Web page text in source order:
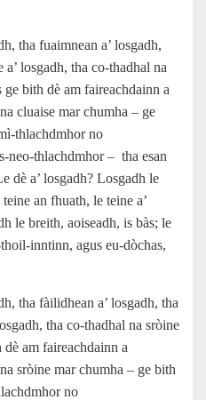
tha fuaimnean a’ losgadh,
losgadh, tha co-thadhal na
ge bith dè am faireachdainn a
cluaise mar chumha – ge
thlachdmhor no
– tha esan
dè a’ losgadh? Losgadh le
an fhuath, le teine a’
le breith, aoiseadh, is bàs; le
inntinn, agus eu‑dòchas,
tha fàilidhean a’ losgadh, tha
tha co-thadhal na sròine
dè am faireachdainn a
sròine mar chumha – ge bith
no